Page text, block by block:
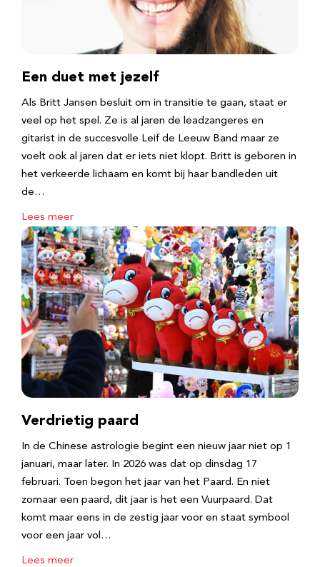
Een duet met jezelf
Als Britt Jansen besluit om in transitie te gaan, staat er
veel op het spel. Ze is al jaren de leadzangeres en
gitarist in de succesvolle Leif de Leeuw Band maar ze
voelt ook al jaren dat er iets niet klopt. Britt is geboren in
het verkeerde lichaam en komt bij haar bandleden uit
de…
Lees meer
Verdrietig paard
In de Chinese astrologie begint een nieuw jaar niet op 1
januari, maar later. In 2026 was dat op dinsdag 17
februari. Toen begon het jaar van het Paard. En niet
zomaar een paard, dit jaar is het een Vuurpaard. Dat
komt maar eens in de zestig jaar voor en staat symbool
voor een jaar vol…
Lees meer